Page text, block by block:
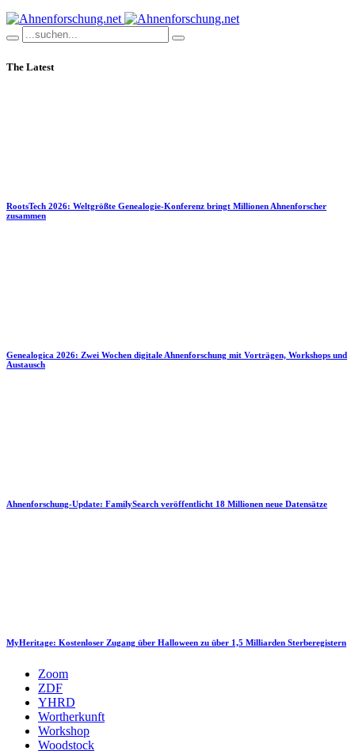
The Latest
RootsTech 2026: Weltgrößte Genealogie-Konferenz bringt Millionen Ahnenforscher
zusammen
Genealogica 2026: Zwei Wochen digitale Ahnenforschung mit Vorträgen, Workshops und
Austausch
Ahnenforschung-Update: FamilySearch veröffentlicht 18 Millionen neue Datensätze
MyHeritage: Kostenloser Zugang über Halloween zu über 1,5 Milliarden Sterberegistern
Zoom
ZDF
YHRD
Wortherkunft
Workshop
Woodstock